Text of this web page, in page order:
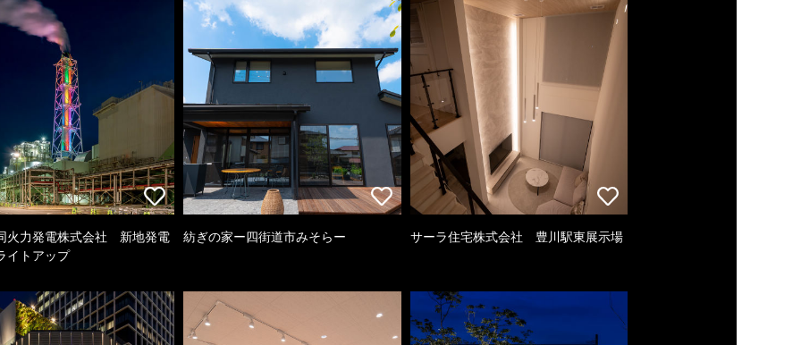
火力発電株式会社 新地発電
イトアップ
紡ぎの家ー四街道市みそらー サーラ住宅株式会社 豊川駅東展示場